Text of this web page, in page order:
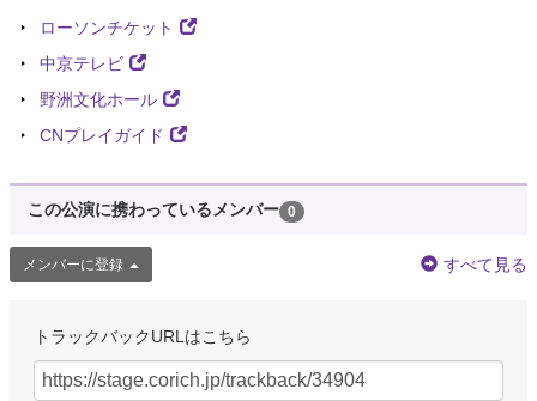
ローソンチケット
中京テレビ
野洲文化ホール
CNプレイガイド
この公演に携わっているメンバー 0
メンバーに登録 すべて見る
トラックバックURLはこちら